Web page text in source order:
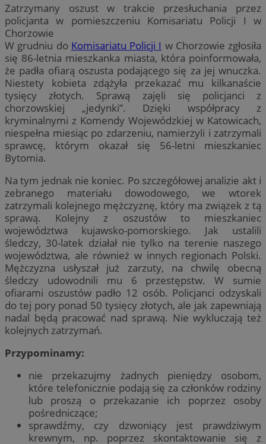
Zatrzymany oszust w trakcie przesłuchania przez
policjanta w pomieszczeniu Komisariatu Policji I w
Chorzowie
W grudniu do Komisariatu Policji I w Chorzowie zgłosiła
się 86-letnia mieszkanka miasta, która poinformowała,
że padła ofiarą oszusta podającego się za jej wnuczka.
Niestety kobieta zdążyła przekazać mu kilkanaście
tysięcy złotych. Sprawą zajęli się policjanci z
chorzowskiej „jedynki”. Dzięki współpracy z
kryminalnymi z Komendy Wojewódzkiej w Katowicach,
niespełna miesiąc po zdarzeniu, namierzyli i zatrzymali
sprawcę, którym okazał się 56-letni mieszkaniec
Bytomia.
Na tym jednak nie koniec. Po szczegółowej analizie akt i
zebranego materiału dowodowego, we wtorek
zatrzymali kolejnego mężczyznę, który ma związek z tą
sprawą. Kolejny z oszustów to mieszkaniec
województwa kujawsko-pomorskiego. Jak ustalili
śledczy, 30-latek działał nie tylko na terenie naszego
województwa, ale również w innych regionach Polski.
Mężczyzna usłyszał już zarzuty, na chwilę obecną
śledczy udowodnili mu 6 przestępstw. W sumie
ofiarami oszustów padło 12 osób. Policjanci odzyskali
do tej pory ponad 50 tysięcy złotych, ale jak zapewniają
nadal będą pracować nad sprawą. Nie wykluczają też
kolejnych zatrzymań.
Przypominamy:
nie przekazujmy żadnych pieniędzy osobom,
które telefonicznie podają się za członków rodziny
lub proszą o przekazanie ich poprzez osoby
pośredniczące;
sprawdźmy, czy dzwoniący jest prawdziwym
krewnym, np. poprzez skontaktowanie się z